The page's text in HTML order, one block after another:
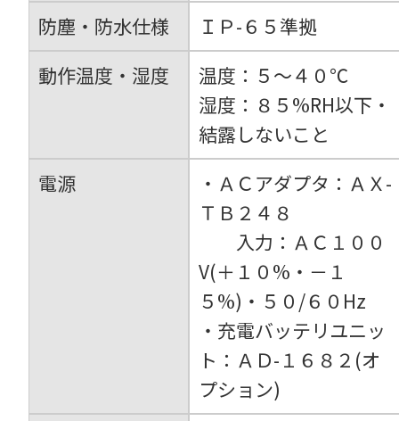
防塵・防水仕様
ＩＰ-６５準拠
動作温度・湿度
温度：５～４０℃
湿度：８５%RH以下・
結露しないこと
電源
・ＡＣアダプタ：ＡＸ-
ＴＢ２４８
入力：ＡＣ１００
V(＋１０%・－１
５%)・５０/６０Hz
・充電バッテリユニッ
ト：ＡＤ-１６８２(オ
プション)